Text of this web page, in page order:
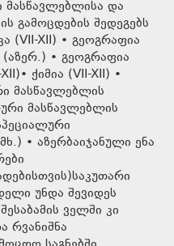
მასწავლებლისა და
გამოცდების შედეგებს
(VII-XII) • გეოგრაფია
(აზერ.) • გეოგრაფია
ქიმია (VII-XII) •
მასწავლებლის
მასწავლებლის
• აზერბაიჯანული ენა
უნდა შევიდეს
ველში კი
რვანიშნა